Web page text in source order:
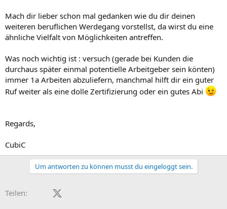
Mach dir lieber schon mal gedanken wie du dir deinen
weiteren beruflichen Werdegang vorstellst, da wirst du eine
ähnliche Vielfalt von Möglichkeiten antreffen.
Was noch wichtig ist : versuch (gerade bei Kunden die
durchaus später einmal potentielle Arbeitgeber sein könten)
immer 1a Arbeiten abzuliefern, manchmal hilft dir ein guter
Ruf weiter als eine dolle Zertifizierung oder ein gutes Abi
Regards,
CubiC
Um antworten zu können musst du eingeloggt sein.
Teilen: Facebook